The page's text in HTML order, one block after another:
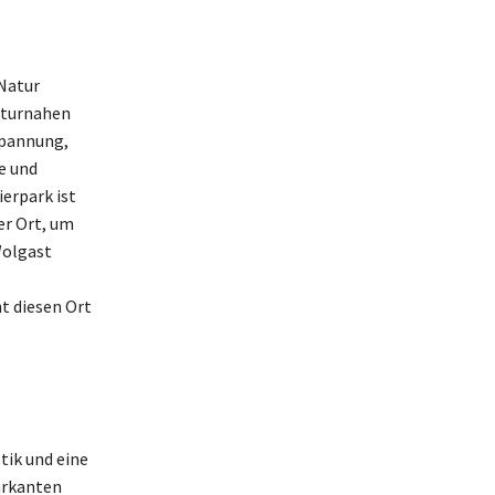
und
ist
Ort, um
diesen Ort
und eine